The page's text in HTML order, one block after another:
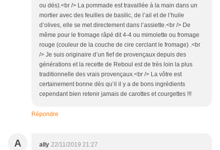
ou dés).<br /> La pommade est travaillée à la main dans un
mortier avec des feuilles de basilic, de l’ail et de l’huile
d’olives, elle se met directement dans l’assiette.<br /> De
même pour le fromage râpé dit 4-4 ou mimolette ou fromage
rouge (couleur de la couche de cire cerclant le fromage) .<br
/> Je suis originaire d’un fief de provençaux depuis des
générations et la recette de Reboul est de très loin la plus
traditionnelle des vrais provençaux.<br /> La vôtre est
certainement bonne dès qu’il il y a de bons ingrédients
cependant bien retenir jamais de carottes et courgettes !!!
Répondre
A ally 22/11/2019 21:27